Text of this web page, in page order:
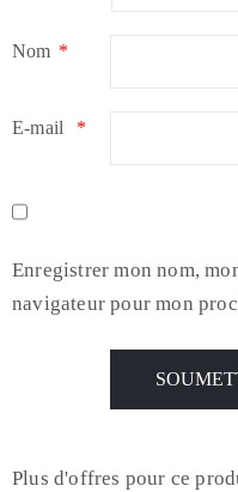
Nom *
E-mail *
Enregistrer mon nom,
navigateur pour mon
Plus d'offres pour ce